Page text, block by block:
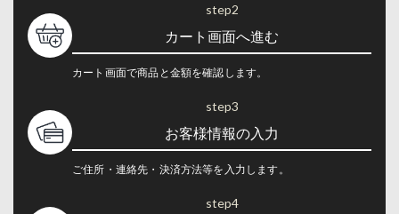
step2
カート画面へ進む
カート画面で商品と金額を確認します。
step3
お客様情報の入力
ご住所・連絡先・決済方法等を入力します。
step4